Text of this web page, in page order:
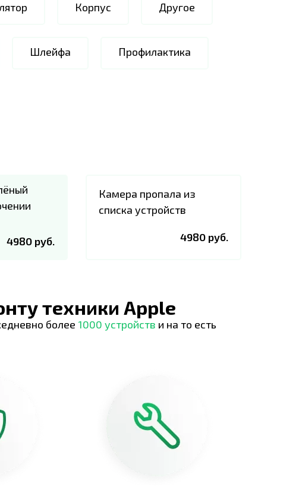
Корпус Другое
Шлейфа Профилактика
4980 руб.
Камера пропала из
списка устройств
4980 руб.
техники Apple
более 1000 устройств и на то есть